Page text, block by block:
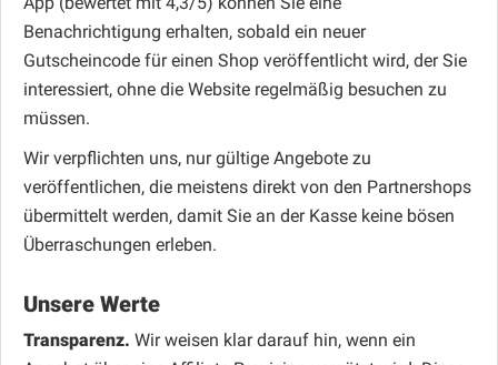
Benachrichtigung erhalten, sobald ein neuer
Gutscheincode für einen Shop veröffentlicht wird, der Sie
interessiert, ohne die Website regelmäßig besuchen zu
müssen.
Wir verpflichten uns, nur gültige Angebote zu
veröffentlichen, die meistens direkt von den Partnershops
übermittelt werden, damit Sie an der Kasse keine bösen
Überraschungen erleben.
Unsere Werte
Transparenz. Wir weisen klar darauf hin, wenn ein